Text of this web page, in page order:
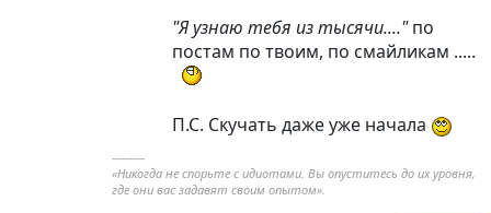
"Я узнаю тебя из тысячи...."по
постам по твоим, по смайликам .....
П.С. Скучать даже уже начала
----------
«Никогда не спорьте с идиотами. Вы опуститесь до их уровня,
где они вас задавят своим опытом».